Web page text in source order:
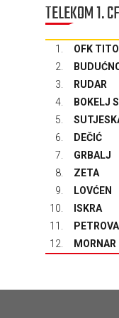
TELEKOM 1.
1. OFK
2.
3.
RUDAR
4.
BOKELJ
5.
6.
DEČIĆ
7.
GRBALJ
8.
ZETA
9.
LOVĆEN
10.
ISKRA
11.
12.
MORNAR